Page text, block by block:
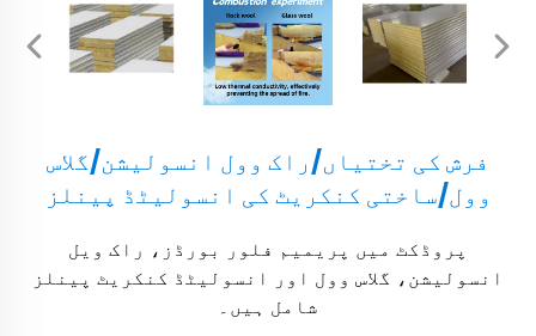
فرش کی تختیاں/راک وول انسولیشن/گلاس
وول/ساختی کنکریٹ کی انسولیٹڈ پینلز
پروڈکٹ میں پریمیم فلور بورڈز، راک ویل
انسولیشن، گلاس وول اور انسولیٹڈ کنکریٹ پینلز
شامل ہیں۔